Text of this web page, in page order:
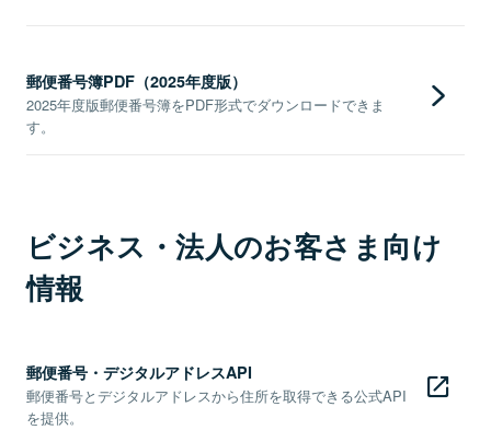
郵便番号簿PDF（2025年度版）
2025年度版郵便番号簿をPDF形式でダウンロードできま
す。
ビジネス・法人のお客さま向け
情報
郵便番号・デジタルアドレスAPI
郵便番号とデジタルアドレスから住所を取得できる公式API
を提供。